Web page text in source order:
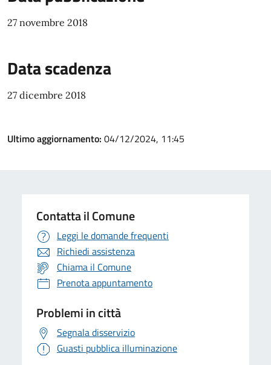
27 novembre 2018
Data scadenza
27 dicembre 2018
Ultimo aggiornamento: 04/12/2024, 11:45
Contatta il Comune
Leggi le domande frequenti
Richiedi assistenza
Chiama il Comune
Prenota appuntamento
Problemi in città
Segnala disservizio
Guasti pubblica illuminazione